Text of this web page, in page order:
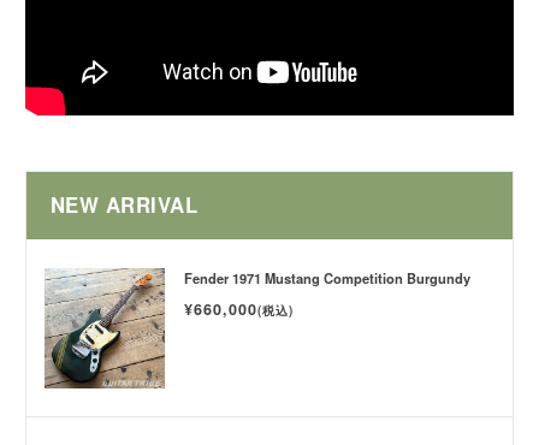
NEW ARRIVAL
Fender 1971 Mustang Competition Burgundy
¥660,000(税込)